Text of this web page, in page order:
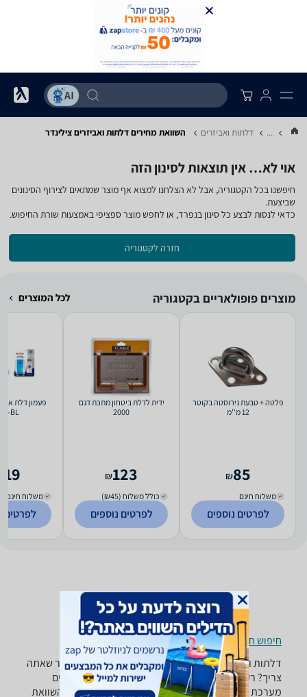
... דלתות ואביזרים השוואת מחירים דלתות ואביזרים ‏צילינדר
אוי לא… אין תוצאות לסינון הזה
חיפשנו בכל הקטגוריה, אבל לא הצלחנו למצוא אף מוצר שמתאים לצירוף הסינונים
שביצעת.
כדאי לנסות לבצע כל סינון בנפרד, או לחפש מוצר ספציפי באמצעות שורת החיפוש.
חזרה לקטגוריה
מוצרים פופולאריים בקטגוריה לכל המוצרים
פלטה + טבעת נירוסטה בקוטר
12 מ''מ
85
₪
משלוח חינם
לפרטים נוספים
ידית לדלת ביטחון מתכת דגם
2000
123
₪
כולל משלוח (₪45)
לפרטים נוספים
BL
משלוח חינם
לפרטים
חיפוש חנויות דלתות ואביזרים לפי עיר
דלתות ואביזרים - ‏צילינדר רוצה למצוא את הדלת ואביזר שאתה
צריך? רק בזאפ תמצא מאות ביקורות על דלתות ואביזרים
מערכת סינון מתקדמת לפי סוג המוצר , סוג דלת ועוד, השוואת